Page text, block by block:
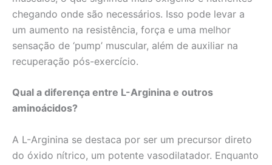
chegando onde são necessários. Isso pode levar a
um aumento na resistência, força e uma melhor
sensação de ‘pump’ muscular, além de auxiliar na
recuperação pós-exercício.
Qual a diferença entre L-Arginina e outros
aminoácidos?
A L-Arginina se destaca por ser um precursor direto
do óxido nítrico, um potente vasodilatador. Enquanto